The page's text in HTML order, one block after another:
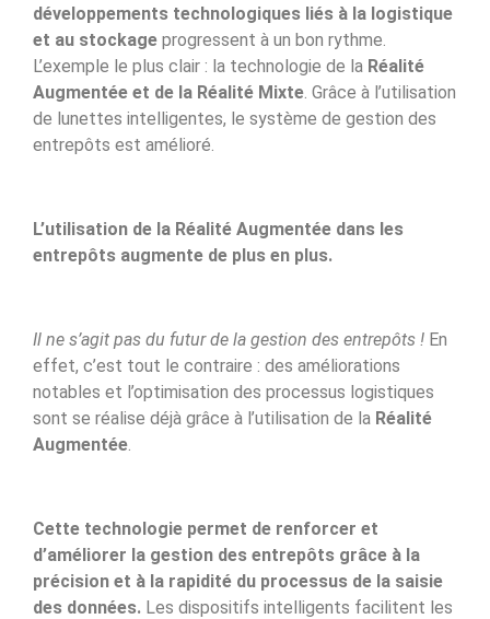
développements technologiques liés à la logistique
et au stockage progressent à un bon rythme.
L’exemple le plus clair : la technologie de la Réalité
Augmentée et de la Réalité Mixte. Grâce à l’utilisation
de lunettes intelligentes, le système de gestion des
entrepôts est amélioré.
L’utilisation de la Réalité Augmentée dans les
entrepôts augmente de plus en plus.
Il ne s’agit pas du futur de la gestion des entrepôts ! En
effet, c’est tout le contraire : des améliorations
notables et l’optimisation des processus logistiques
sont se réalise déjà grâce à l’utilisation de la Réalité
Augmentée.
Cette technologie permet de renforcer et
d’améliorer la gestion des entrepôts grâce à la
précision et à la rapidité du processus de la saisie
des données. Les dispositifs intelligents facilitent les